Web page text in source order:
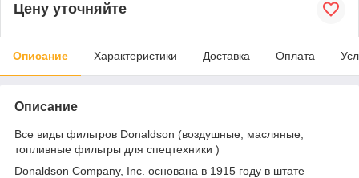
Цену уточняйте
Описание Характеристики Доставка Оплата
Описание
Все виды фильтров Donaldson (воздушные, масляные,
топливные фильтры для спецтехники )
Donaldson Company, Inc. основана в 1915 году в штате